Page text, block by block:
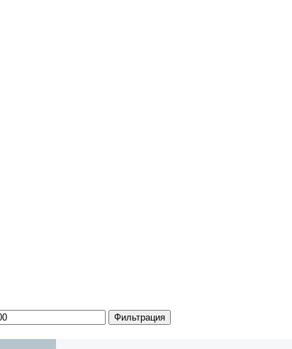
Фильтрация